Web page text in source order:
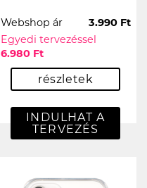
Webshop ár
3.990 Ft
Egyedi tervezéssel
6.980 Ft
részletek
INDULHAT A
TERVEZÉS